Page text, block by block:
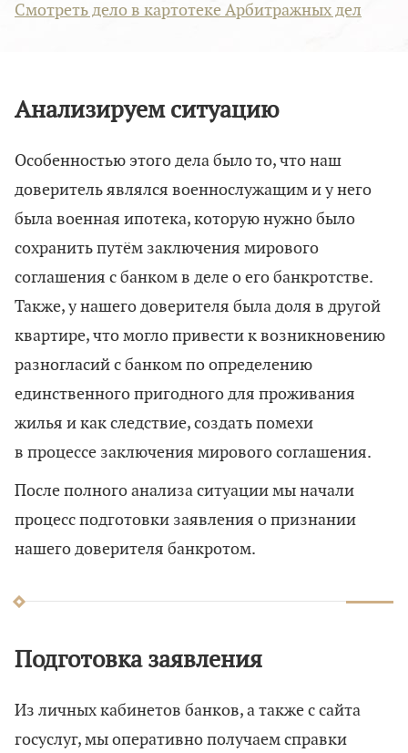
Смотреть дело в картотеке Арбитражных дел
Анализируем ситуацию
Особенностью этого дела было то, что наш
доверитель являлся военнослужащим и у него
была военная ипотека, которую нужно было
сохранить путём заключения мирового
соглашения с банком в деле о его банкротстве.
Также, у нашего доверителя была доля в другой
квартире, что могло привести к возникновению
разногласий с банком по определению
единственного пригодного для проживания
жилья и как следствие, создать помехи
в процессе заключения мирового соглашения.
После полного анализа ситуации мы начали
процесс подготовки заявления о признании
нашего доверителя банкротом.
Подготовка заявления
Из личных кабинетов банков, а также с сайта
госуслуг, мы оперативно получаем справки